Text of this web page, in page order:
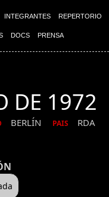
INTEGRANTES REPERTORIO
DOCS PRENSA
DE 1972
BERLÍN PAIS RDA